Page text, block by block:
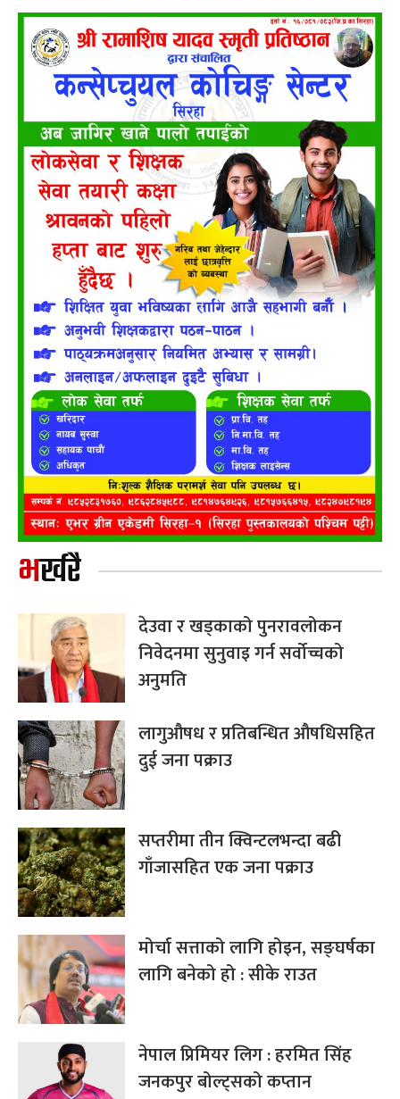
भर्खरै
देउवा र खड्काको पुनरावलोकन
निवेदनमा सुनुवाइ गर्न सर्वोच्चको
अनुमति
लागुऔषध र प्रतिबन्धित औषधिसहित
दुई जना पक्राउ
सप्तरीमा तीन क्विन्टलभन्दा बढी
गाँजासहित एक जना पक्राउ
मोर्चा सत्ताको लागि होइन, सङ्घर्षका
लागि बनेको हो : सीके राउत
नेपाल प्रिमियर लिग : हरमित सिंह
जनकपुर बोल्ट्सको कप्तान